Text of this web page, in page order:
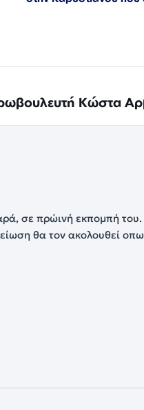
Κώστα
σε πρώινή εκπομπή του.
θα τον ακολουθεί